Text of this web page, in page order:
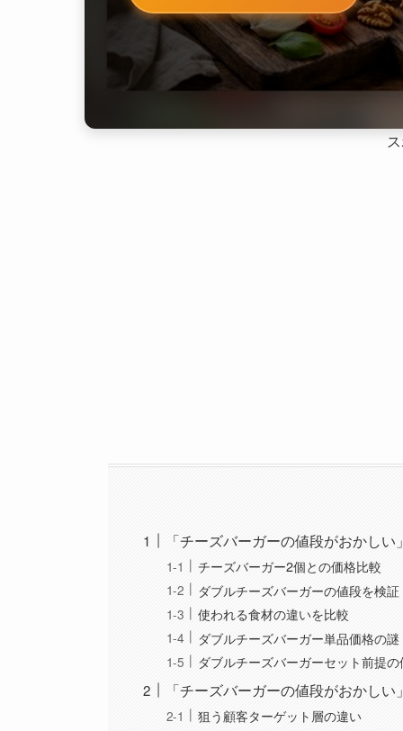
「チーズバーガーの値段がおかし
チーズバーガー2個との価格比較
ダブルチーズバーガーの値段を検証
使われる食材の違いを比較
ダブルチーズバーガー単品価格の謎
ダブルチーズバーガーセット前提
「チーズバーガーの値段がおかし
狙う顧客ターゲット層の違い